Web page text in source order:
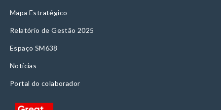
Mapa Estratégico
Relatório de Gestão 2025
Espaço SM638
Notícias
Portal do colaborador